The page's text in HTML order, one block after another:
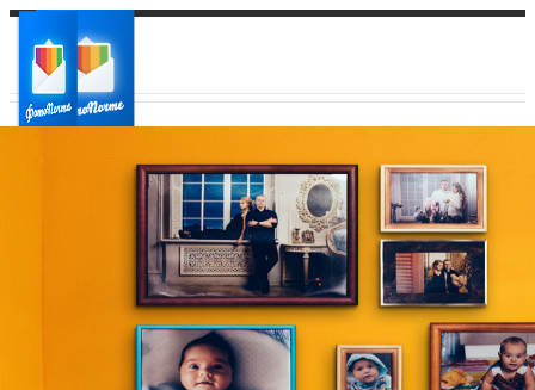
Ваш регион доставки
Выберите из списка: